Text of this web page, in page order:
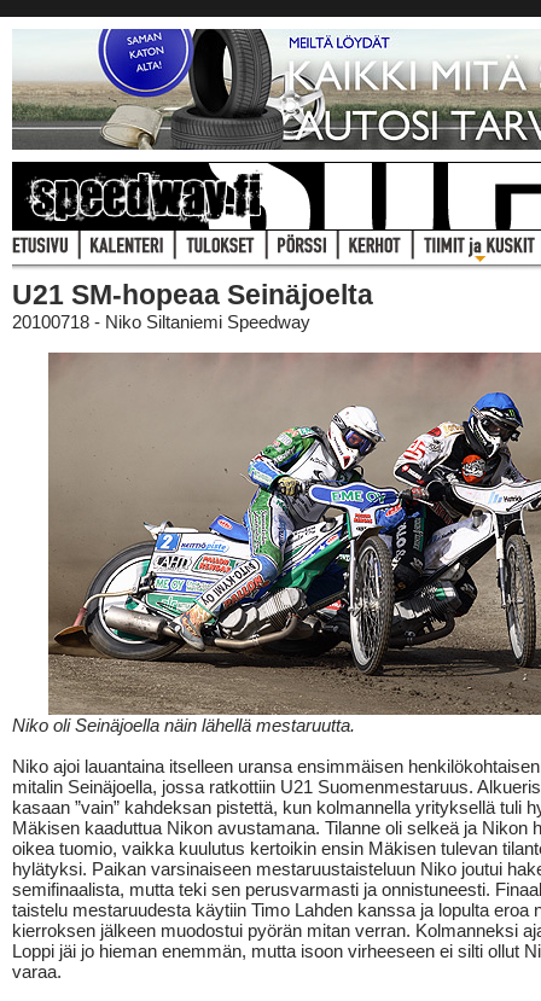
U21 SM-hopeaa Seinäjoelta
20100718 - Niko Siltaniemi Speedway
Niko oli Seinäjoella näin lähellä mestaruutta.
Niko ajoi lauantaina itselleen uransa ensimmäisen
mitalin Seinäjoella, jossa ratkottiin U21 Suomenmestaruus.
kasaan ”vain” kahdeksan pistettä, kun kolmannella yrityksellä tuli
Mäkisen kaaduttua Nikon avustamana. Tilanne oli selkeä ja Nikon
oikea tuomio, vaikka kuulutus kertoikin ensin Mäkisen tulevan
hylätyksi. Paikan varsinaiseen mestaruustaisteluun Niko joutui
semifinaalista, mutta teki sen perusvarmasti ja onnistuneesti.
taistelu mestaruudesta käytiin Timo Lahden kanssa ja lopulta eroa
kierroksen jälkeen muodostui pyörän mitan verran. Kolmanneksi
Loppi jäi jo hieman enemmän, mutta isoon virheeseen ei silti ollut
varaa.